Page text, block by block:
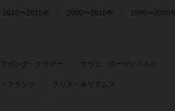
2010〜2015年 2000〜2010年 1990〜2000年
フガング・クラマー ウヴェ・ローゼンベルク
フランツ クリス・キリアムス